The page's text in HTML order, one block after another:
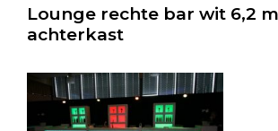
Lounge rechte bar wit 6,2
achterkast